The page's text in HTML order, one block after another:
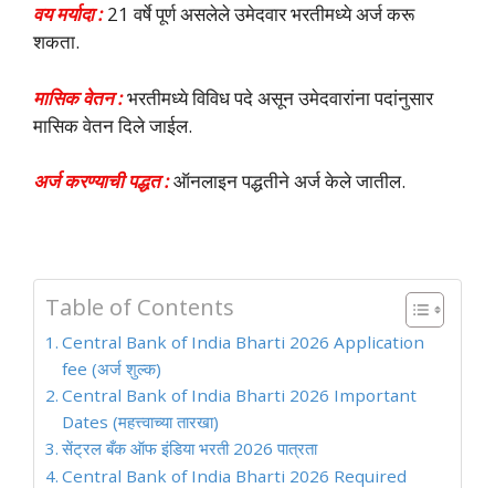
वय मर्यादा :21 वर्षे पूर्ण असलेले उमेदवार भरतीमध्ये अर्ज करू
शकता.
मासिक वेतन :भरतीमध्ये विविध पदे असून उमेदवारांना पदांनुसार
मासिक वेतन दिले जाईल.
अर्ज करण्याची पद्धत :ऑनलाइन पद्धतीने अर्ज केले जातील.
Table of Contents
Central Bank of India Bharti 2026 Application
fee (अर्ज शुल्क)
Central Bank of India Bharti 2026 Important
Dates (महत्त्वाच्या तारखा)
सेंट्रल बँक ऑफ इंडिया भरती 2026 पात्रता
Central Bank of India Bharti 2026 Required